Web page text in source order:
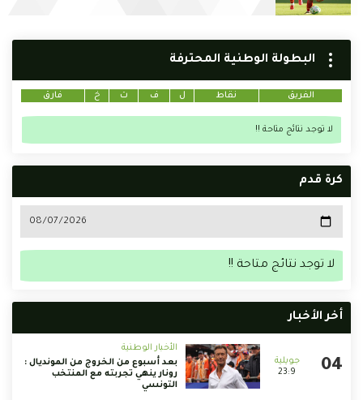
البطولة الوطنية المحترفة
الفريق نقاط ل ف ت خ فارق
لا توجد نتائج متاحة !!
كرة قدم
لا توجد نتائج متاحة !!
أخر الأخبار
23:9
الأخبار الوطنية
بعد أسبوع من الخروج من المونديال :
رونار ينهي تجربته مع المنتخب
التونسي